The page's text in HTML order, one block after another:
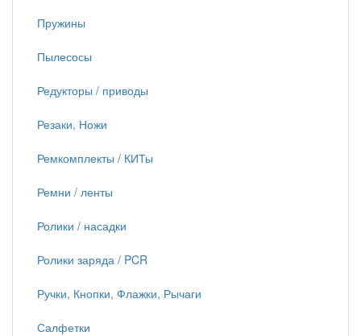
Пружины
Пылесосы
Редукторы / приводы
Резаки, Ножи
Ремкомплекты / КИТы
Ремни / ленты
Ролики / насадки
Ролики заряда / PCR
Ручки, Кнопки, Флажки, Рычаги
Салфетки